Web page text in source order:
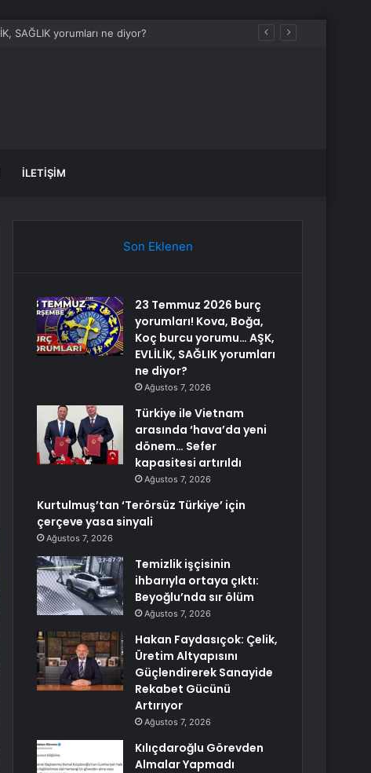
İLETIŞIM
Son Eklenen
23 Temmuz 2026 burç
yorumları! Kova, Boğa,
Koç burcu yorumu… AŞK,
EVLİLİK, SAĞLIK yorumları
ne diyor?
Ağustos 7, 2026
Türkiye ile Vietnam
arasında ‘hava’da yeni
dönem… Sefer
kapasitesi artırıldı
Ağustos 7, 2026
Kurtulmuş’tan ‘Terörsüz Türkiye’ için
çerçeve yasa sinyali
Ağustos 7, 2026
Temizlik işçisinin
ihbarıyla ortaya çıktı:
Beyoğlu’nda sır ölüm
Ağustos 7, 2026
Hakan Faydasıçok: Çelik,
Üretim Altyapısını
Güçlendirerek Sanayide
Rekabet Gücünü
Artırıyor
Ağustos 7, 2026
Kılıçdaroğlu Görevden
Almalar Yapmadı